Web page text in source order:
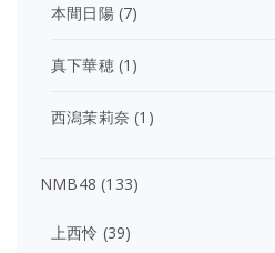
本間日陽(7)
真下華穂(1)
西潟茉莉奈 (1)
NMB48 (133)
上西怜 (39)